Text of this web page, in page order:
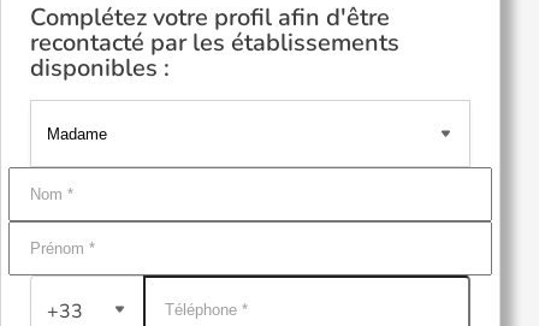
Complétez votre profil afin d'être
recontacté par les établissements
disponibles :
+33